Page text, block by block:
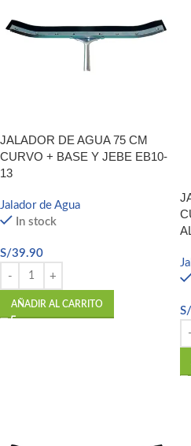
JALADOR DE AGUA 75 CM
CURVO + BASE Y JEBE EB10-
13
Jalador de Agua
In stock
S/39.90
AÑADIR AL CARRITO
S/